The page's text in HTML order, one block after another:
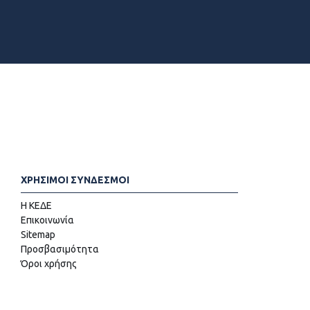
ΧΡΗΣΙΜΟΙ ΣΥΝΔΕΣΜΟΙ
Η ΚΕΔΕ
Επικοινωνία
Sitemap
Προσβασιμότητα
Όροι χρήσης